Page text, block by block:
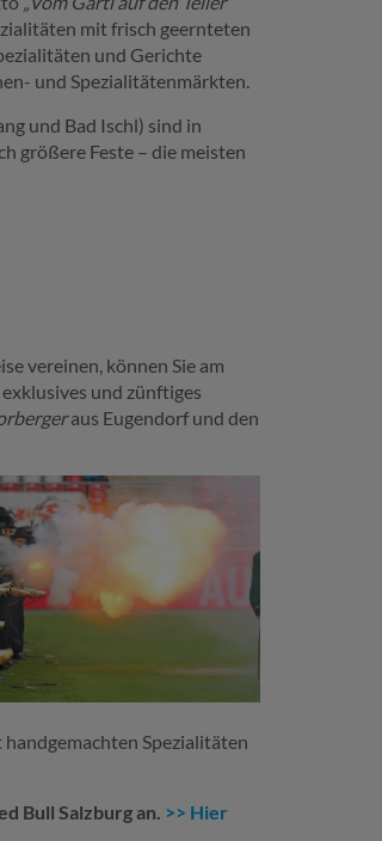
mit frisch geernteten
und Gerichte
und Spezialitätenmärkten.
und Bad Ischl) sind in
größere Feste – die meisten
vereinen, können Sie am
und zünftiges
aus Eugendorf und den
Spezialitäten
Bull Salzburg an. >> Hier